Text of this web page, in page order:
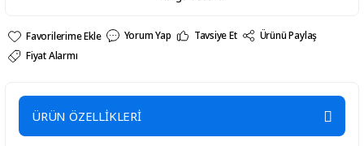
Yorum Yap Tavsiye Et
Ürünü Paylaş
Fiyat Alarmı
ÜRÜN ÖZELLİKLERİ